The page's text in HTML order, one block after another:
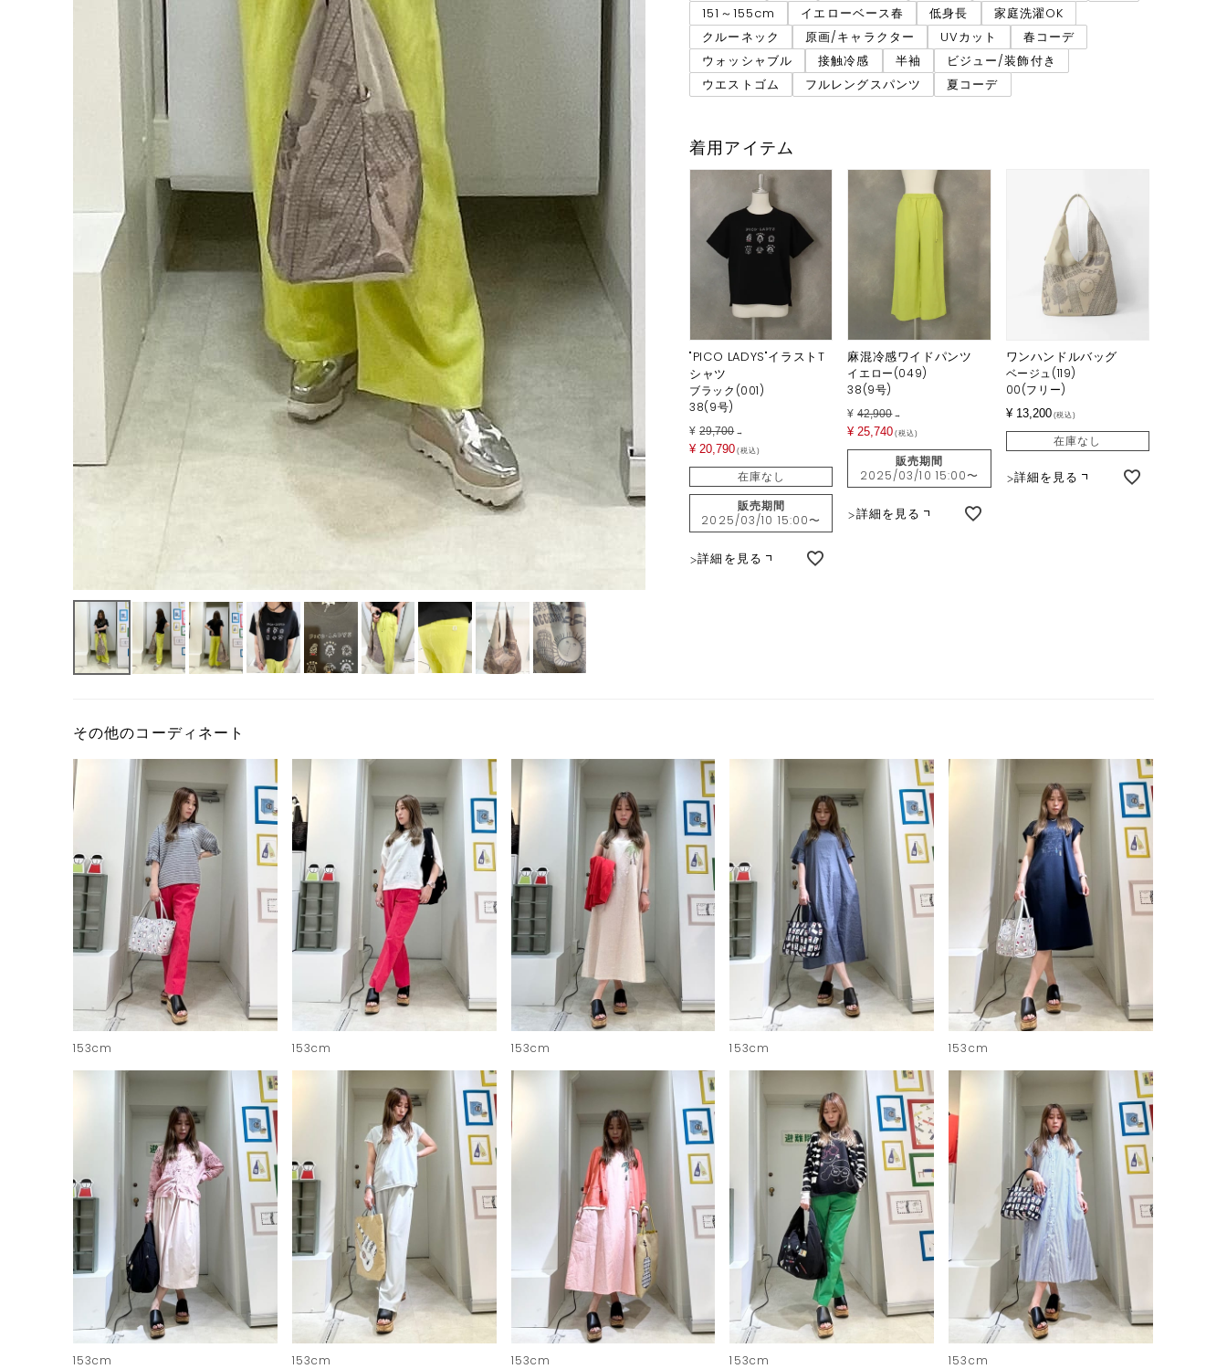
151～155cm
イエローベース春 低身長
家庭洗濯OK
クルーネック
原画/キャラクター UVカット
春コーデ
ウォッシャブル
接触冷感 半袖
ビジュー/装飾付き
ウエストゴム
フルレングスパンツ 夏コーデ
着用アイテム
"PICO LADYS"イラストT
シャツ
38(9号)
ブラック(001)
¥ 29,700 →
¥ 20,790 税込
在庫なし
販売期間
2025/03/10 15:00〜
詳細を見る
麻混冷感ワイドパンツ
38(9号)
イエロー(049)
¥ 42,900 →
¥ 25,740 税込
販売期間
2025/03/10 15:00〜
詳細を見る
ワンハンドルバッグ
00(フリー)
ベージュ(119)
¥ 13,200 税込
在庫なし
詳細を見る
その他のコーディネート
153cm 153cm 153cm 153cm 153cm
153cm 153cm 153cm 153cm 153cm